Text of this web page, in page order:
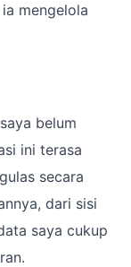
mengelola
belum
ini terasa
secara
dari sisi
saya cukup